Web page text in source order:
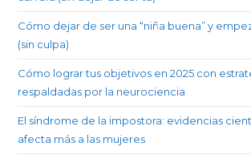
Cómo dejar de ser una “niña buena” y
(sin culpa)
Cómo lograr tus objetivos en 2025 con
respaldadas por la neurociencia
El síndrome de la impostora: evidencias
afecta más a las mujeres